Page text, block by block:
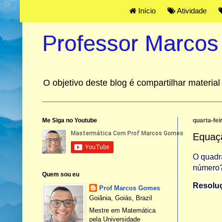
Início Atividade
Professor
O objetivo deste blog é compartilhar
quarta-
O
Me Siga no Youtube
Quem sou eu
Prof Marcos Gomes
Goiânia, Goiás, Brazil
Mestre em Matemática
pela Universidade